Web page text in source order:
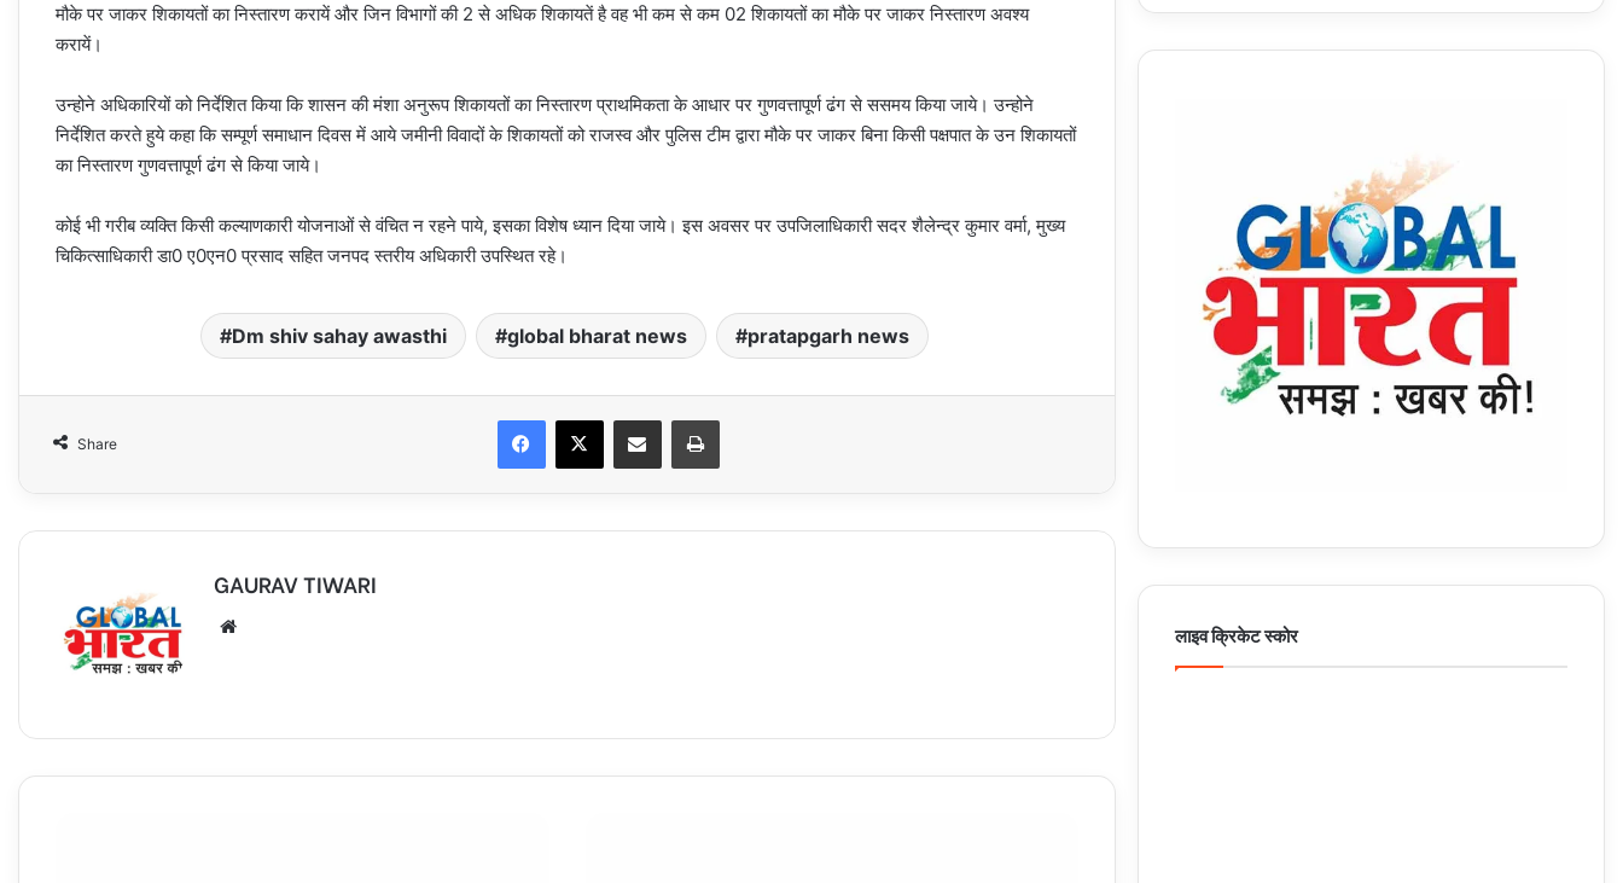
मौके पर जाकर शिकायतों का निस्तारण करायें और जिन विभागों की 2 से अधिक शिकायतें है वह भी कम से कम 02 शिकायतों का मौके पर जाकर निस्तारण अवश्य
करायें।
उन्होने अधिकारियों को निर्देशित किया कि शासन की मंशा अनुरूप शिकायतों का निस्तारण प्राथमिकता के आधार पर गुणवत्तापूर्ण ढंग से ससमय किया जाये। उन्होने
निर्देशित करते हुये कहा कि सम्पूर्ण समाधान दिवस में आये जमीनी विवादों के शिकायतों को राजस्व और पुलिस टीम द्वारा मौके पर जाकर बिना किसी पक्षपात के उन शिकायतों
का निस्तारण गुणवत्तापूर्ण ढंग से किया जाये।
कोई भी गरीब व्यक्ति किसी कल्याणकारी योजनाओं से वंचित न रहने पाये, इसका विशेष ध्यान दिया जाये। इस अवसर पर उपजिलाधिकारी सदर शैलेन्द्र कुमार वर्मा, मुख्य
चिकित्साधिकारी डा0 ए0एन0 प्रसाद सहित जनपद स्तरीय अधिकारी उपस्थित रहे।
Dm shiv sahay awasthi global bharat news pratapgarh news
Share
Facebook
X Share via Email Print
GAURAV TIWARI
लाइव क्रिकेट स्कोर